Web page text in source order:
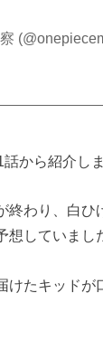
から紹介しま
終わり、白ひ
していまし
けたキッドが